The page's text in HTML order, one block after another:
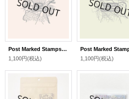
Post Marked Stamps #4 / biliardo x Pyre (CD)
1,100円(税込)
1,100円(税込)